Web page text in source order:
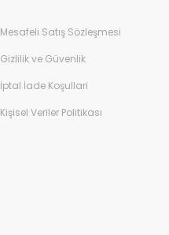
Mesafeli Satış Sözleşmesi
Gizlilik ve Güvenlik
İptal İade Koşullari
Kişisel Veriler Politikası